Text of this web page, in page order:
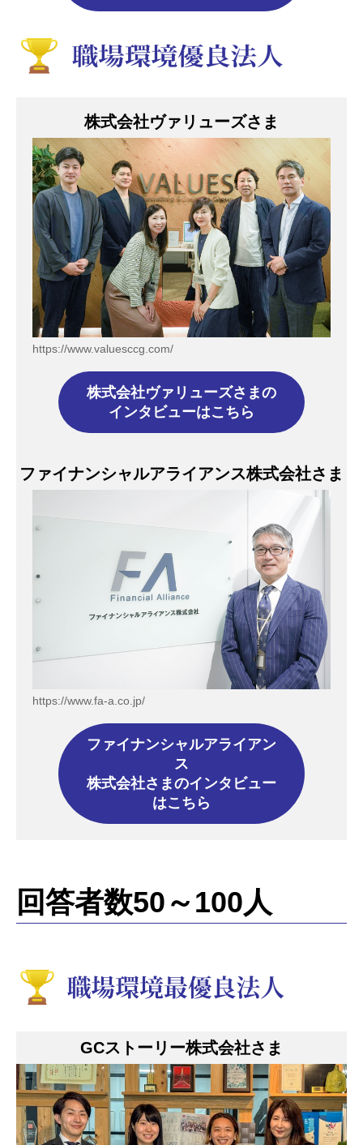
株式会社ヴァリューズさま
https://www.valuesccg.com/
株式会社ヴァリューズさまの
インタビューはこちら
ファイナンシャルアライアンス株式会社さま
https://www.fa-a.co.jp/
ファイナンシャルアライアン
ス
株式会社さまのインタビュー
はこちら
回答者数50～100人
GCストーリー株式会社さま